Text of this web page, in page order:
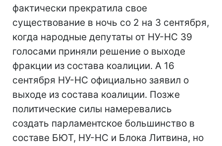
фактически прекратила свое
существование в ночь со 2 на 3 сентября,
когда народные депутаты от НУ-НС 39
голосами приняли решение о выходе
фракции из состава коалиции. А 16
сентября НУ-НС официально заявил о
выходе из состава коалиции. Позже
политические силы намеревались
создать парламентское большинство в
составе БЮТ, НУ-НС и Блока Литвина, но